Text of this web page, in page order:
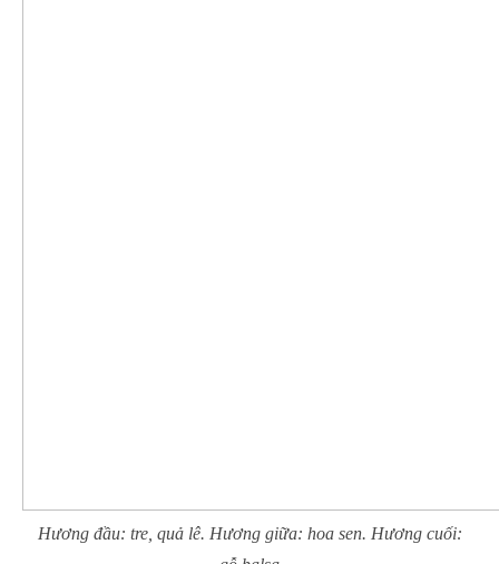
Hương đầu: tre, quả lê. Hương giữa: hoa sen. Hương cuối: